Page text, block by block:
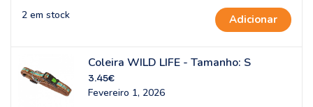
2 em stock Adicionar
Coleira WILD LIFE - Tamanho: S
3.45€
Fevereiro 1, 2026